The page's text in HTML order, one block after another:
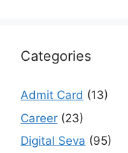
Categories
Admit Card (13)
Career (23)
Digital Seva (95)